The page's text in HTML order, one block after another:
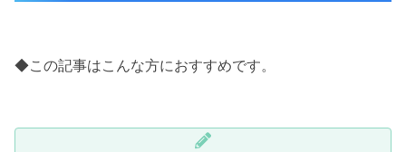
◆この記事はこんな方におすすめです。